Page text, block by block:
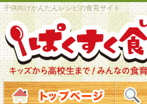
子供向けかんたんレシピの食育サイト